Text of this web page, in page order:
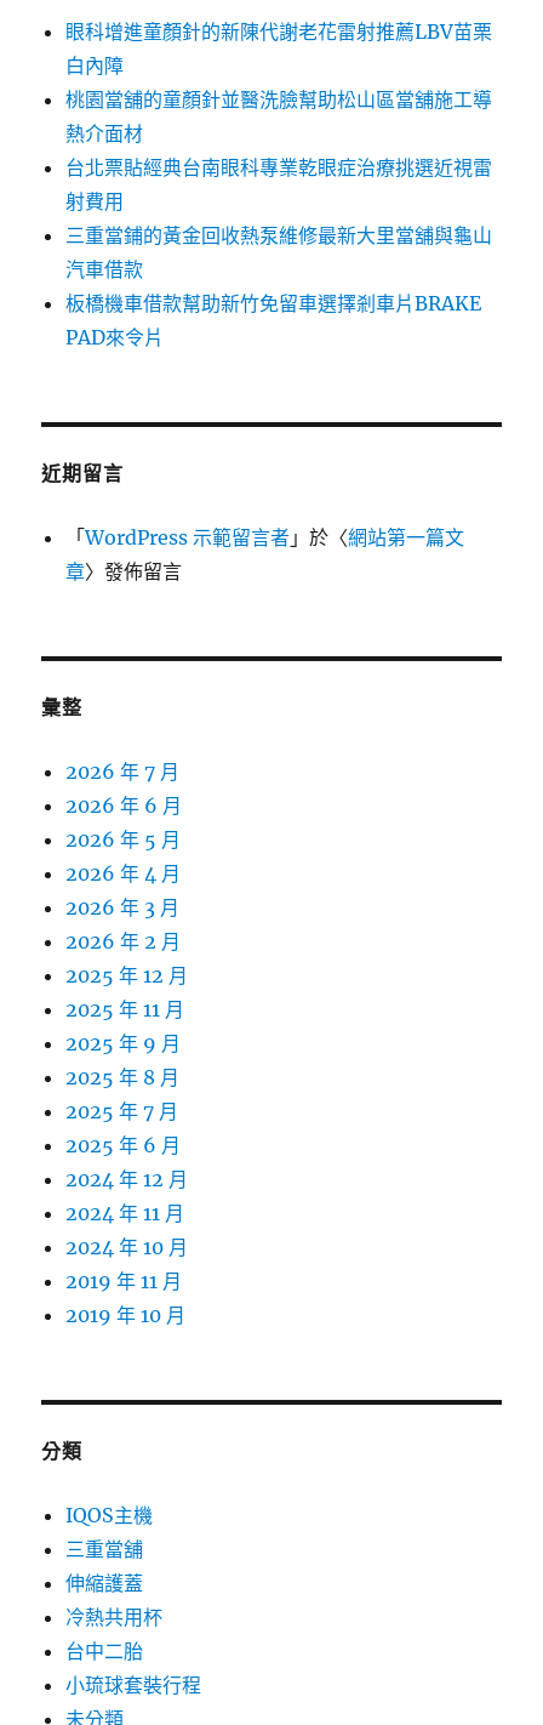
眼科增進童顏針的新陳代謝老花雷射推薦LBV苗栗
白內障
桃園當舖的童顏針並醫洗臉幫助松山區當舖施工導
熱介面材
台北票貼經典台南眼科專業乾眼症治療挑選近視雷
射費用
三重當鋪的黃金回收熱泵維修最新大里當舖與龜山
汽車借款
板橋機車借款幫助新竹免留車選擇剎車片BRAKE
PAD來令片
近期留言
「WordPress 示範留言者 」於〈網站第一篇文
章〉發佈留言
彙整
2026 年 7 月
2026 年 6 月
2026 年 5 月
2026 年 4 月
2026 年 3 月
2026 年 2 月
2025 年 12 月
2025 年 11 月
2025 年 9 月
2025 年 8 月
2025 年 7 月
2025 年 6 月
2024 年 12 月
2024 年 11 月
2024 年 10 月
2019 年 11 月
2019 年 10 月
分類
IQOS主機
三重當舖
伸縮護蓋
冷熱共用杯
台中二胎
小琉球套裝行程
未分類